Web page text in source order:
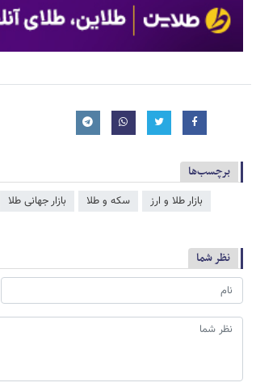
برچسب‌ها
بازار طلا و ارز سکه و طلا بازار جهانی طلا
نظر شما